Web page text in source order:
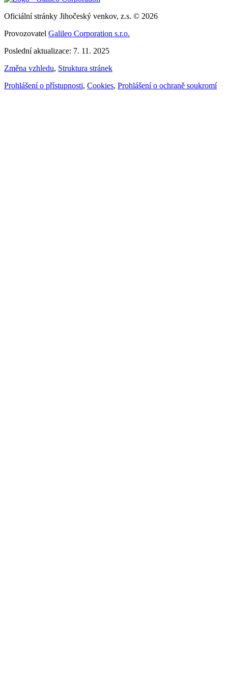
Oficiální stránky Jihočeský venkov, z.s. © 2026
Provozovatel Galileo Corporation s.r.o.
Poslední aktualizace: 7. 11. 2025
Změna vzhledu, Struktura stránek
Prohlášení o přístupnosti, Cookies, Prohlášení o ochraně soukromí